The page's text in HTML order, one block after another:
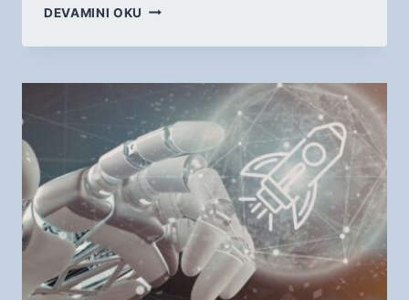
DEVAMINI OKU FILM
İÇIN
SORULARI:
30
SORU,
5
TEMA